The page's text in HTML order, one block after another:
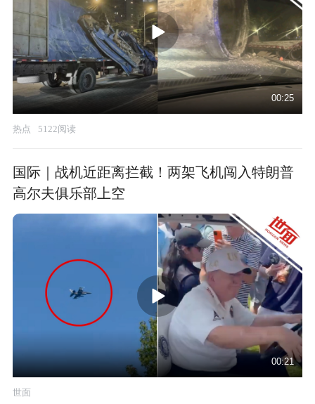
00:25
热点 5122阅读
国际｜战机近距离拦截！两架飞机闯入特朗普
高尔夫俱乐部上空
00:21
世面